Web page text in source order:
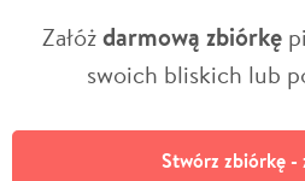
Załóżdarmową zbiórkę
swoich bliskich lub
Stwórz zbiórkę -